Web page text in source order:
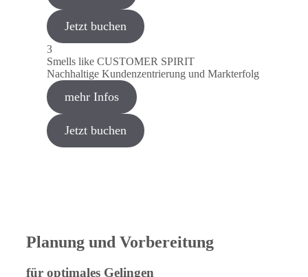
Jetzt buchen
3
Smells like CUSTOMER SPIRIT
Nachhaltige Kundenzentrierung und Markterfolg
mehr Infos
Jetzt buchen
Planung und Vorbereitung
für optimales Gelingen